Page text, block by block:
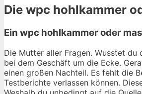
Die wpc hohlkammer
Ein wpc hohlkammer oder
Die Mutter aller Fragen. Wusstet
bei dem Geschäft um die Ecke.
einen großen Nachteil. Es fehlt die
Testberichte verlassen können.